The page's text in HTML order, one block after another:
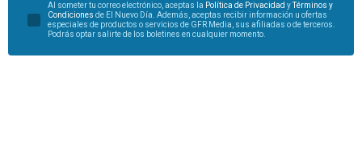
Al someter tu correo electrónico, aceptas la Política de Privacidad y
Términos y
Condiciones de El Nuevo Día. Además, aceptas recibir información u ofertas
especiales de productos o servicios de GFR Media, sus afiliadas o de terceros.
Podrás optar salirte de los boletines en cualquier momento.